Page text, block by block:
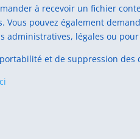
à recevoir un fichier
pouvez également
administratives, légales ou
et de suppression